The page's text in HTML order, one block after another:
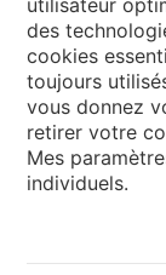
My Forbo
LEXIQUE
PLAN DU SITE
des
cookies
toujours
vous donnez
retirer votre
Mes
individuels.